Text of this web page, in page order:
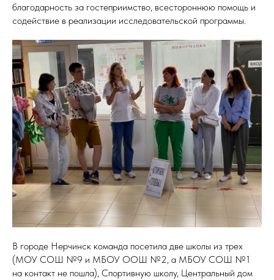
благодарность за гостеприимство, всестороннюю помощь и
содействие в реализации исследовательской программы.
В городе Нерчинск команда посетила две школы из трех
(МОУ СОШ №9 и МБОУ ООШ №2, а МБОУ СОШ №1
на контакт не пошла), Спортивную школу, Центральный дом